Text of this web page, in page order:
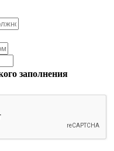
заполнения